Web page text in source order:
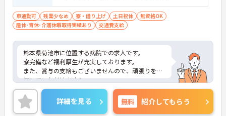
車通勤可 残業少なめ 寮・借り上げ 土日祝休
無資格OK
産休･育休･介護休暇取得実績あり
交通費支給
熊本県菊池市に位置する病院での求人です。
寮完備など福利厚生が充実しております。
また、賞与の支給もございませんので、頑張りを評
価していただけます！
ご興味のある方は、お気軽にお問い合わせくださ
い。
詳細を見る 無料 紹介してもらう